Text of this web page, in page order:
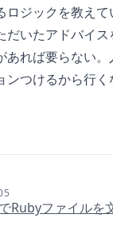
ロジックを教えて
だいたアドバイ
あれば要らない
ンつけるから行く
Rubyファイルを